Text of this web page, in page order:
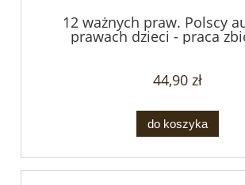
12 ważnych praw. Polscy
prawach dzieci - praca
44,90 zł
do koszyka